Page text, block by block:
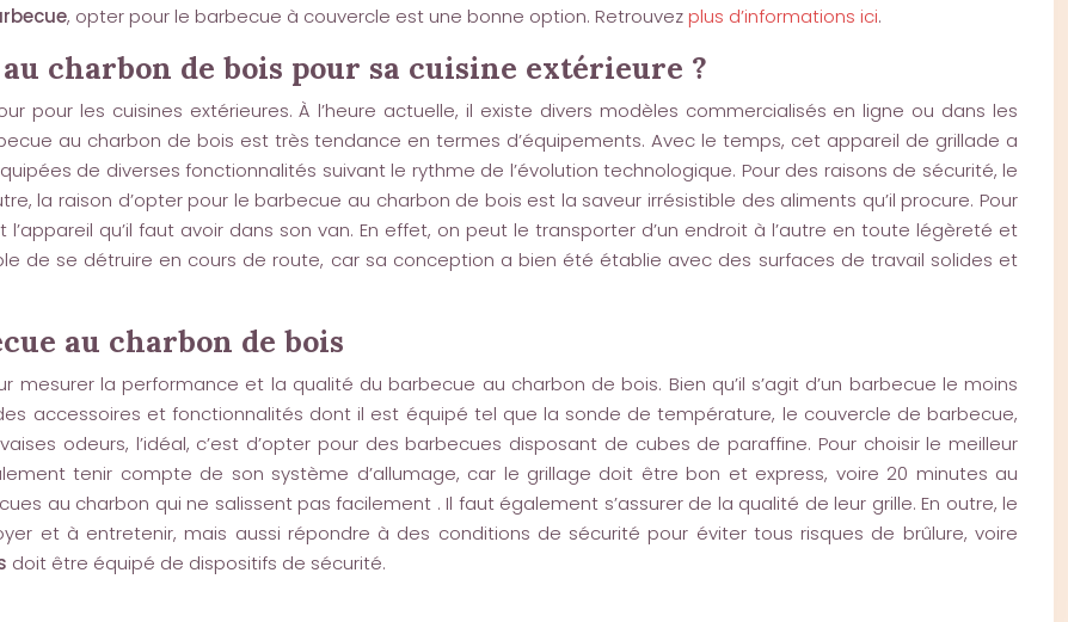
, opter pour le barbecue à couvercle est une bonne option. Retrouvezplus d’informations ici.
charbon de bois pour sa cuisine extérieure ?
pour les cuisines extérieures. À l’heure actuelle, il existe divers modèles commercialisés en ligne ou dans les
au charbon de bois est très tendance en termes d’équipements. Avec le temps, cet appareil de grillade a
de diverses fonctionnalités suivant le rythme de l’évolution technologique. Pour des raisons de sécurité, le
la raison d’opter pour le barbecue au charbon de bois est la saveur irrésistible des aliments qu’il procure. Pour
qu’il faut avoir dans son van. En effet, on peut le transporter d’un endroit à l’autre en toute légèreté et
de se détruire en cours de route, car sa conception a bien été établie avec des surfaces de travail solides et
au charbon de bois
la performance et la qualité du barbecue au charbon de bois. Bien qu’il s’agit d’un barbecue le moins
accessoires et fonctionnalités dont il est équipé tel que la sonde de température, le couvercle de barbecue,
odeurs, l’idéal, c’est d’opter pour des barbecues disposant de cubes de paraffine. Pour choisir le meilleur
tenir compte de son système d’allumage, car le grillage doit être bon et express, voire 20 minutes au
au charbon qui ne salissent pas facilement . Il faut également s’assurer de la qualité de leur grille. En outre, le
et à entretenir, mais aussi répondre à des conditions de sécurité pour éviter tous risques de brûlure, voire
doit être équipé de dispositifs de sécurité.